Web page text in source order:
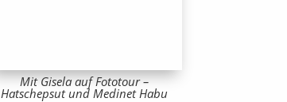
Mit Gisela auf Fototour –
Hatschepsut und Medinet Habu